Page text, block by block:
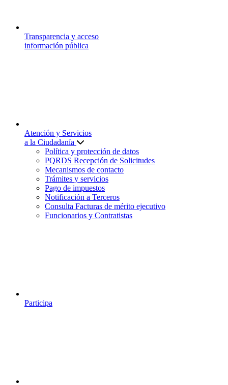
Transparencia y acceso
información pública
Atención y Servicios
a la Ciudadanía
Política y protección de datos
PQRDS Recepción de Solicitudes
Mecanismos de contacto
Trámites y servicios
Pago de impuestos
Notificación a Terceros
Consulta Facturas de mérito ejecutivo
Funcionarios y Contratistas
Participa